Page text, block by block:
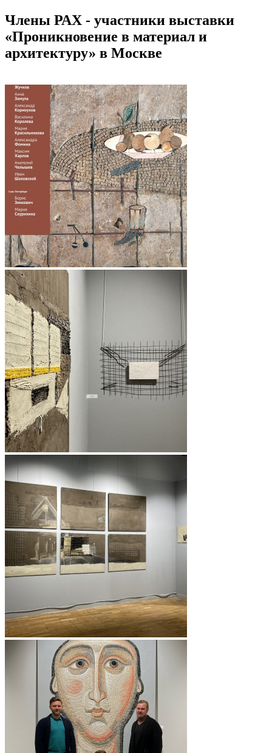
Члены РАХ - участники выставки
«Проникновение в материал и
архитектуру» в Москве